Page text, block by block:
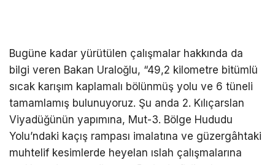
Bugüne kadar yürütülen çalışmalar hakkında da
bilgi veren Bakan Uraloğlu, “49,2 kilometre bitümlü
sıcak karışım kaplamalı bölünmüş yolu ve 6 tüneli
tamamlamış bulunuyoruz. Şu anda 2. Kılıçarslan
Viyadüğünün yapımına, Mut-3. Bölge Hududu
Yolu’ndaki kaçış rampası imalatına ve güzergâhtaki
muhtelif kesimlerde heyelan ıslah çalışmalarına